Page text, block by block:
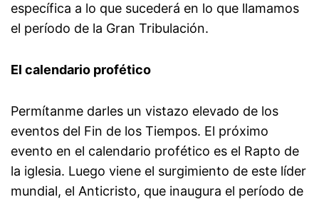
específica a lo que sucederá en lo que llamamos
el período de la Gran Tribulación.
El calendario profético
Permítanme darles un vistazo elevado de los
eventos del Fin de los Tiempos. El próximo
evento en el calendario profético es el Rapto de
la iglesia. Luego viene el surgimiento de este líder
mundial, el Anticristo, que inaugura el período de